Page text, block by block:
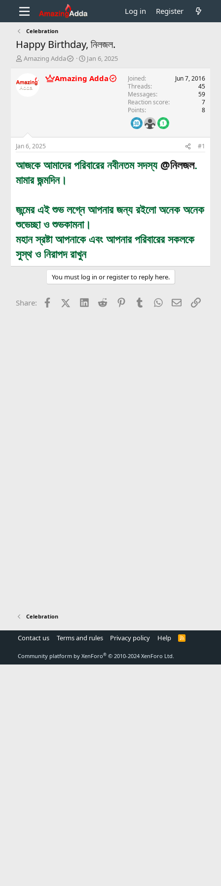
Log in Register
Celebration
Happy Birthday, নিলজল.
T
e
r
t
r
Amazing Adda
S
a
r
Jan 6, 2025
Amazing Adda Joined
Jun 7, 2016
Threads
45
Messages
59
Reaction score
7
Points
8
Jan 6, 2025 #1
আজকে আমাদের পরিবারের নবীনতম সদস্য @নিলজল.
মামার জন্মদিন।
জন্মের এই শুভ লগ্নে আপনার জন্য রইলো অনেক অনেক
শুভেচ্ছা ও শুভকামনা।
মহান স্রষ্টা আপনাকে এবং আপনার পরিবারের সকলকে
সুস্থ ও নিরাপদ রাখুন
You must log in or register to reply here.
Share: FacebookX (Twitter)
LinkedInReddit PinterestTumblrWhatsApp
EmailLink
Celebration
Contact us Terms and rules Privacy policy Help
R
Community platform by XenForo® © 2010-2024 XenForo Ltd.